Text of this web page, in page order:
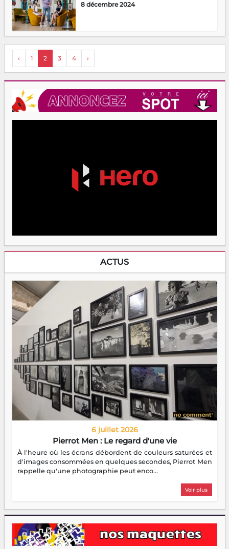
8 décembre 2024
‹ 1 2 3 4 ›
ACTUS
6 juillet 2026
Pierrot Men : Le regard d'une vie
À l'heure où les écrans débordent de couleurs saturées et
d'images consommées en quelques secondes, Pierrot Men
rappelle qu'une photographie peut enco...
Voir plus